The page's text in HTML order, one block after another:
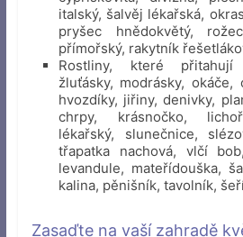
italský, šalvěj lékařská,
pryšec hnědokvětý,
přímořský, rakytník
Rostliny, které přitahují
žluťásky, modrásky, okáče,
hvozdíky, jiřiny, denivky,
chrpy, krásnočko,
lékařský, slunečnice,
třapatka nachová, vlčí
levandule, mateřídouška,
kalina, pěnišník, tavolník,
Zasaďte na vaší zahradě